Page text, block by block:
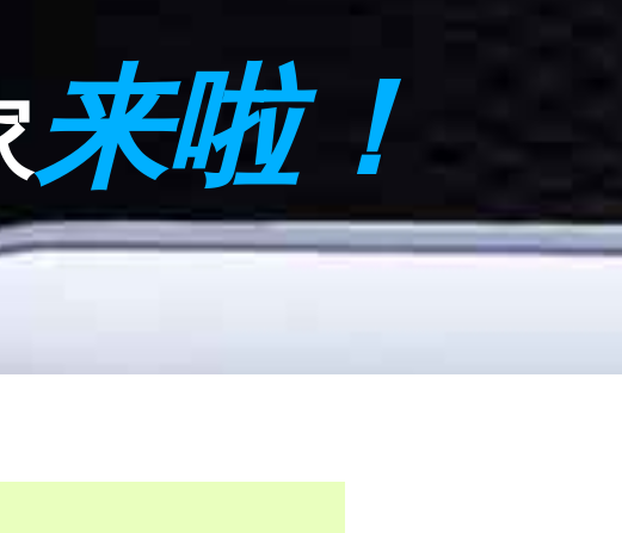
来啦！